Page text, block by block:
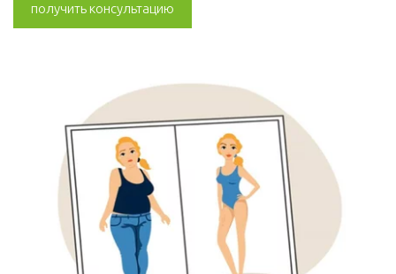
получить консультацию